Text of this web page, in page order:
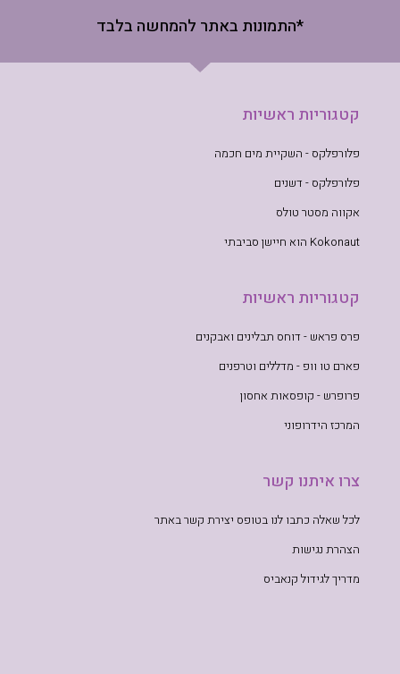
*התמונות באתר להמחשה בלבד
קטגוריות ראשיות
פלורפלקס - השקיית מים חכמה
פלורפלקס - דשנים
אקווה מסטר טולס
Kokonaut הוא חיישן סביבתי
קטגוריות ראשיות
פרס פראש - דוחס תבלינים ואבקנים
פארם טו וופ - מדללים וטרפנים
פרופרש - קופסאות אחסון
המרכז הידרופוני
צרו איתנו קשר
לכל שאלה כתבו לנו בטופס יצירת קשר באתר
הצהרת נגישות
מדריך לגידול קנאביס